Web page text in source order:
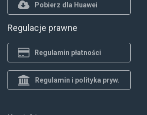
Pobierz dla Huawei
Regulacje prawne
Regulamin płatności
Regulamin i polityka pryw.